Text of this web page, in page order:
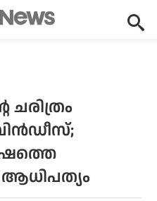
ചരിത്രം